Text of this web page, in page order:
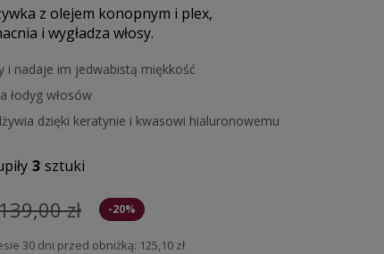
z olejem konopnym i plex,
i wygładza włosy.
i nadaje im jedwabistą miękkość
łodyg włosów
dzięki keratynie i kwasowi hialuronowemu
3 sztuki
zł -20%
30 dni przed obniżką: 125,10 zł